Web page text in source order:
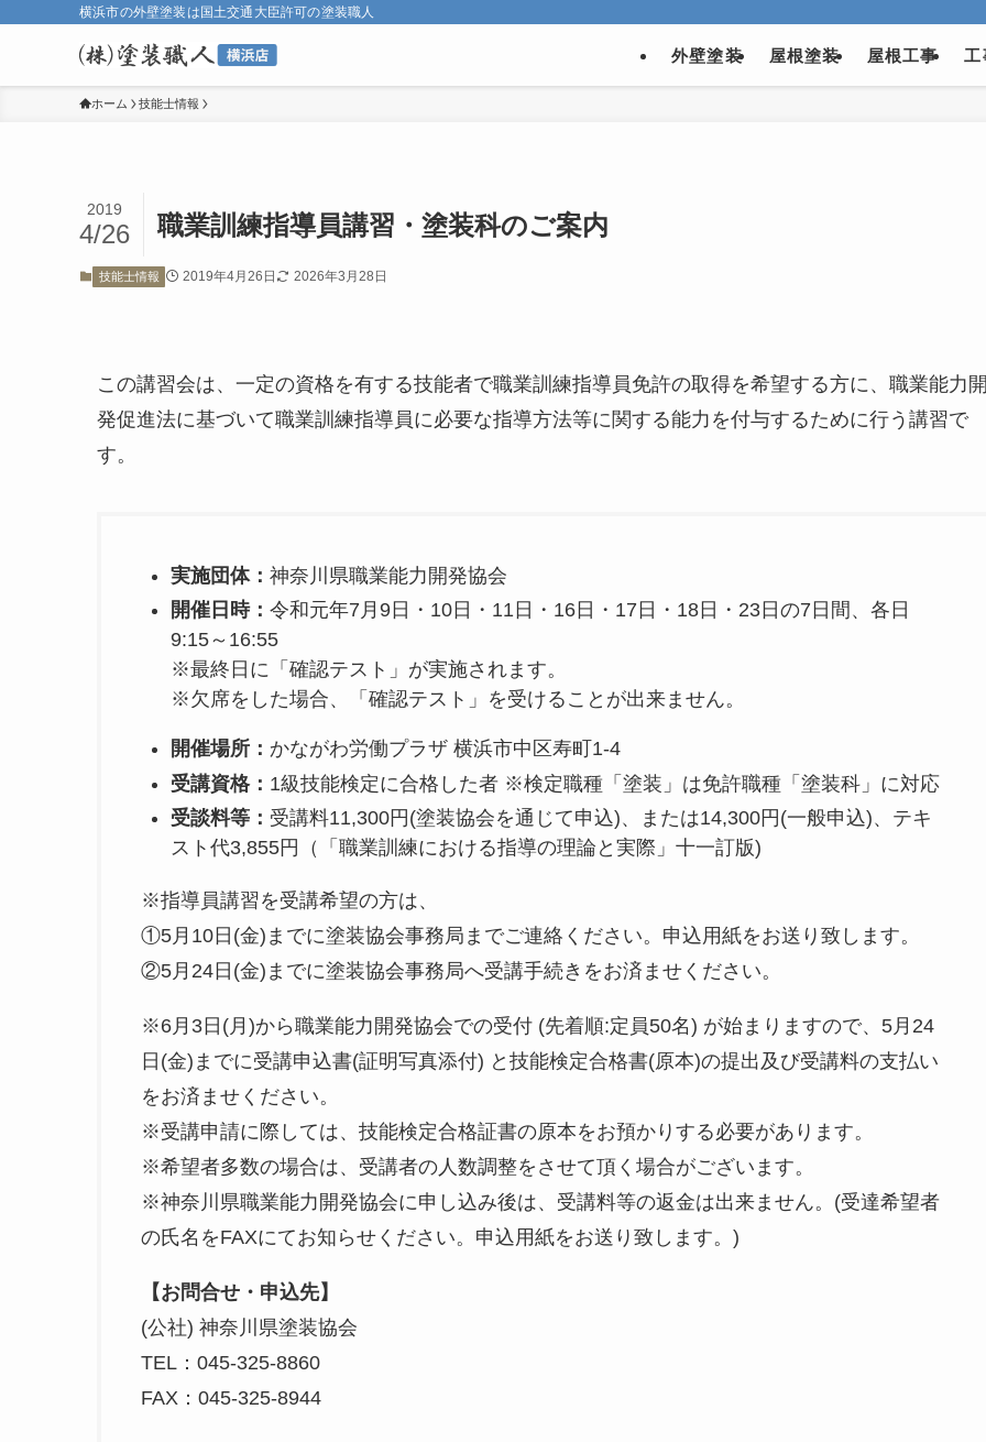
横浜市の外壁塗装は国土交通大臣許可の塗装職人
外壁塗装 屋根塗装 屋根工事 工
ホーム 技能士情報
職業訓練指導員講習・塗装科のご案内
2019
4/26
技能士情報 2019年4月26日 2026年3月28日
この講習会は、一定の資格を有する技能者で職業訓練指導員免許の取得を希望する方に、職業能力
発促進法に基づいて職業訓練指導員に必要な指導方法等に関する能力を付与するために行う講習で
す。
実施団体： 神奈川県職業能力開発協会
開催日時： 令和元年7月9日・10日・11日・16日・17日・18日・23日の7日間、各日
9:15～16:55
※最終日に「確認テスト」が実施されます。
※欠席をした場合、「確認テスト」を受けることが出来ません。
開催場所： かながわ労働プラザ 横浜市中区寿町1-4
受講資格： 1級技能検定に合格した者 ※検定職種「塗装」は免許職種「塗装科」に対応
受談料等： 受講料11,300円(塗装協会を通じて申込)、または14,300円(一般申込)、テキ
スト代3,855円（「職業訓練における指導の理論と実際」十一訂版)
※指導員講習を受講希望の方は、
①5月10日(金)までに塗装協会事務局までご連絡ください。申込用紙をお送り致します。
②5月24日(金)までに塗装協会事務局へ受講手続きをお済ませください。
※6月3日(月)から職業能力開発協会での受付 (先着順:定員50名) が始まりますので、5月24
日(金)までに受講申込書(証明写真添付) と技能検定合格書(原本)の提出及び受講料の支払い
をお済ませください。
※受講申請に際しては、技能検定合格証書の原本をお預かりする必要があります。
※希望者多数の場合は、受講者の人数調整をさせて頂く場合がございます。
※神奈川県職業能力開発協会に申し込み後は、受講料等の返金は出来ません。(受達希望者
の氏名をFAXにてお知らせください。申込用紙をお送り致します。)
【お問合せ・申込先】
(公社) 神奈川県塗装協会
TEL：045-325-8860
FAX：045-325-8944